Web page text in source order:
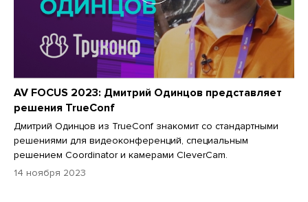
AV FOCUS 2023: Дмитрий Одинцов представляет
решения TrueConf
Дмитрий Одинцов из TrueConf знакомит со стандартными
решениями для видеоконференций, специальным
решением Coordinator и камерами CleverCam.
14 ноября 2023